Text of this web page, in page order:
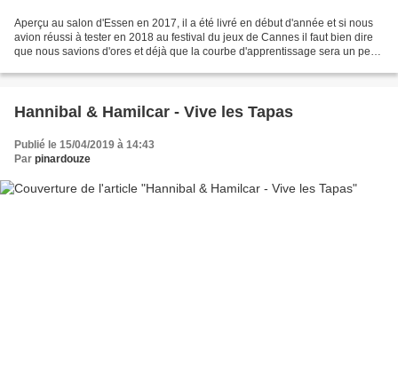
Aperçu au salon d'Essen en 2017, il a été livré en début d'année et si nous
avion réussi à tester en 2018 au festival du jeux de Cannes il faut bien dire
que nous savions d'ores et déjà que la courbe d'apprentissage sera un peu
Hannibal & Hamilcar - Vive les Tapas
Publié le 15/04/2019 à 14:43
Par pinardouze